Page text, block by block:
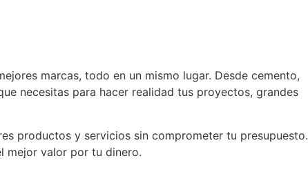
marcas, todo en un mismo lugar. Desde cemento,
necesitas para hacer realidad tus proyectos, grandes
productos y servicios sin comprometer tu presupuesto.
mejor valor por tu dinero.